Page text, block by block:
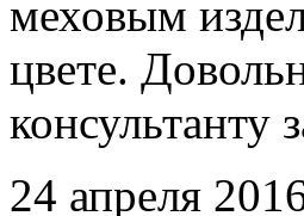
меховым
цвете.
консультанту
24 апреля